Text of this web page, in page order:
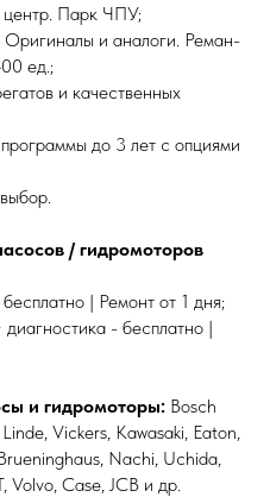
Парк ЧПУ;
и аналоги. Реман-
ед.;
и качественных
до 3 лет с опциями
/ гидромоторов
| Ремонт от 1 дня;
- бесплатно |
и гидромоторы: Bosch
Vickers, Kawasaki, Eaton,
Nachi, Uchida,
Case, JCB и др.